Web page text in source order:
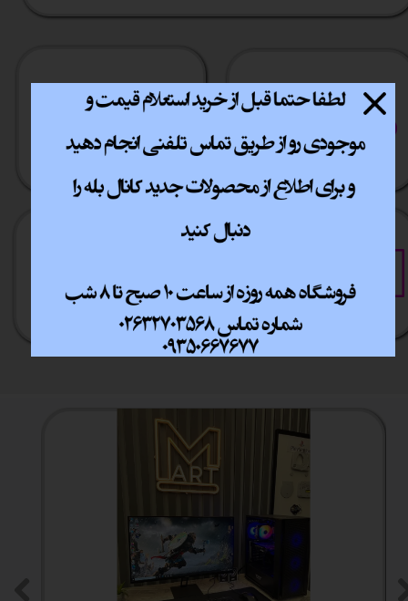
پشتیبانی انلاین
​7روز هفته 10تا 20
ارسال سریع
​​سراسر ایران
فقط با چند کلیک آسان به راحتی